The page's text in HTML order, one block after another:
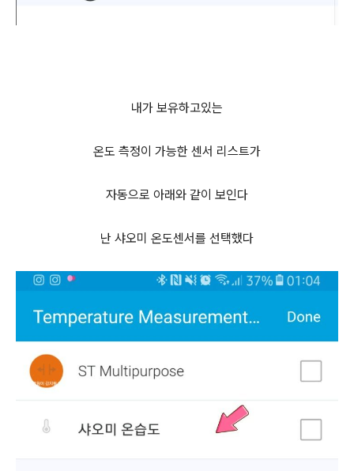
내가 보유하고있는
온도 측정이 가능한 센서 리스트가
자동으로 아래와 같이 보인다
난 샤오미 온도센서를 선택했다